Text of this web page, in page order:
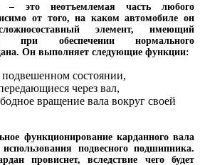
– это неотъемлемая часть любого
от того, на каком автомобиле он
элемент, имеющий
при обеспечении нормального
Он выполняет следующие функции:
подвешенном состоянии,
через вал,
вращение вала вокруг своей
функционирование карданного вала
подвесного подшипника.
провиснет, вследствие чего будет